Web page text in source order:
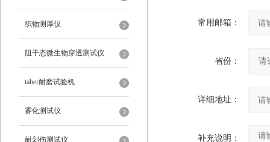
织物测厚仪
阻干态微生物穿透测试仪
taber耐磨试验机
雾化测试仪
耐划伤测试仪
常用邮箱：
省份：
详细地址：
补充说明：